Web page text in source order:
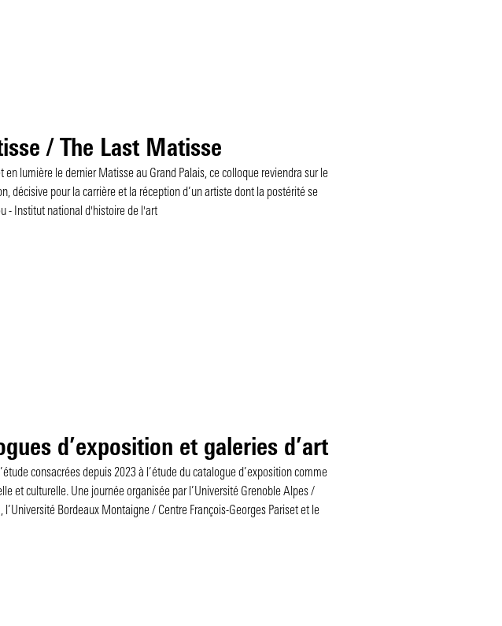
/ The Last Matisse
lumière le dernier Matisse au Grand Palais, ce colloque reviendra sur le
décisive pour la carrière et la réception d’un artiste dont la postérité se
- Institut national d'histoire de l'art
d’exposition et galeries d’art
consacrées depuis 2023 à l’étude du catalogue d’exposition comme
et culturelle. Une journée organisée par l’Université Grenoble Alpes /
Bordeaux Montaigne / Centre François-Georges Pariset et le